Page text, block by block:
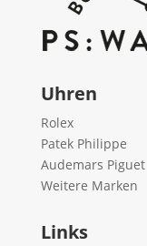
Uhren
Rolex
Patek Philippe
Audemars Piguet
Weitere Marken
Links